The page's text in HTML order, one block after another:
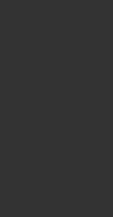
a gyakorlatban: a LEADER/
formában és
változások történtek az
globális és lokális